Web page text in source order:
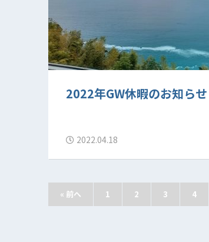
2022年GW休暇のお知らせ
2022.04.18
« 前へ 1 2 3 4